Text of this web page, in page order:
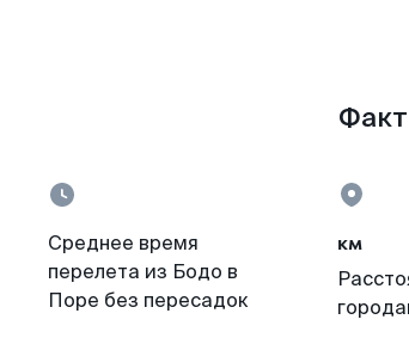
Среднее время
перелета из Бодо в
Поре без пересадок
км